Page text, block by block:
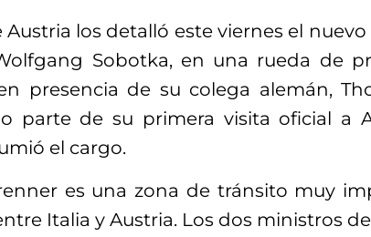
Austria los detalló este viernes el
Sobotka, en una rueda de
presencia de su colega alemán,
parte de su primera visita oficial a
el cargo.
es una zona de tránsito muy
Italia y Austria. Los dos ministros